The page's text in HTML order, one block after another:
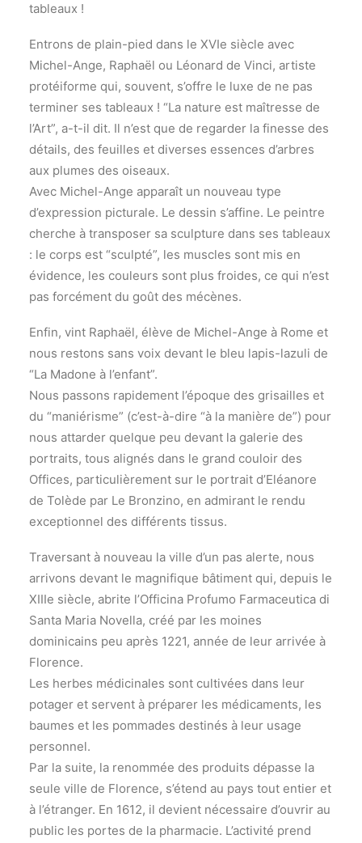
tableaux !
Entrons de plain-pied dans le XVIe siècle avec
Michel-Ange, Raphaël ou Léonard de Vinci, artiste
protéiforme qui, souvent, s’offre le luxe de ne pas
terminer ses tableaux ! “La nature est maîtresse de
l’Art”, a-t-il dit. Il n’est que de regarder la finesse des
détails, des feuilles et diverses essences d’arbres
aux plumes des oiseaux.
Avec Michel-Ange apparaît un nouveau type
d’expression picturale. Le dessin s’affine. Le peintre
cherche à transposer sa sculpture dans ses tableaux
: le corps est “sculpté”, les muscles sont mis en
évidence, les couleurs sont plus froides, ce qui n’est
pas forcément du goût des mécènes.
Enfin, vint Raphaël, élève de Michel-Ange à Rome et
nous restons sans voix devant le bleu lapis-lazuli de
“La Madone à l’enfant”.
Nous passons rapidement l’époque des grisailles et
du “maniérisme” (c’est-à-dire “à la manière de”) pour
nous attarder quelque peu devant la galerie des
portraits, tous alignés dans le grand couloir des
Offices, particulièrement sur le portrait d’Eléanore
de Tolède par Le Bronzino, en admirant le rendu
exceptionnel des différents tissus.
Traversant à nouveau la ville d’un pas alerte, nous
arrivons devant le magnifique bâtiment qui, depuis le
XIIIe siècle, abrite l’Officina Profumo Farmaceutica di
Santa Maria Novella, créé par les moines
dominicains peu après 1221, année de leur arrivée à
Florence.
Les herbes médicinales sont cultivées dans leur
potager et servent à préparer les médicaments, les
baumes et les pommades destinés à leur usage
personnel.
Par la suite, la renommée des produits dépasse la
seule ville de Florence, s’étend au pays tout entier et
à l’étranger. En 1612, il devient nécessaire d’ouvrir au
public les portes de la pharmacie. L’activité prend